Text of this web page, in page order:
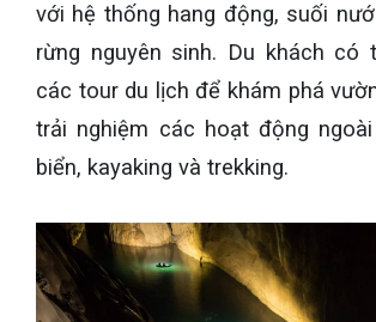
với hệ thống hang động, suối
rừng nguyên sinh. Du khách có
các tour du lịch để khám phá
trải nghiệm các hoạt động
biển, kayaking và trekking.